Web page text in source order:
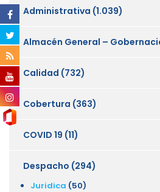
Administrativa (1.039)
Almacén General –
Calidad (732)
Cobertura (363)
COVID 19 (11)
Despacho (294)
Juridica (50)